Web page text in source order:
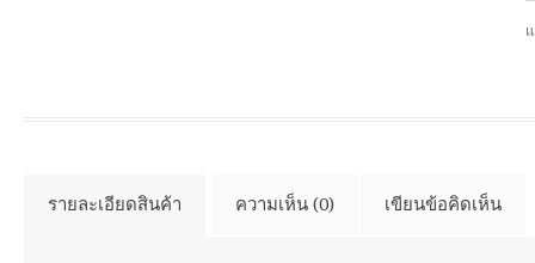
รายละเอียดสินค้า ความเห็น (0) เขียนข้อคิดเห็น